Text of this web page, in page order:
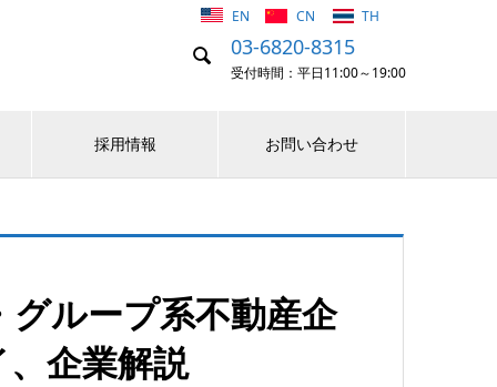
 03-6820-8315
受付時間：平日11:00～19:00
EN CN TH
採用情報 お問い合わせ
ループ系不動産企
企業解説